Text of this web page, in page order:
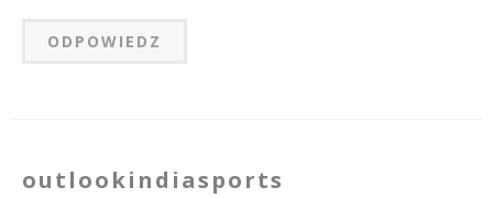
ODPOWIEDZ
outlookindiasports